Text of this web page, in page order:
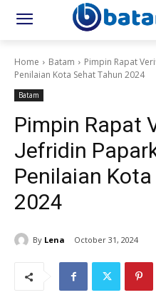
Home Batam
Pimpin Rapat
Penilaian Kota Sehat Tahun 2024
Batam
Pimpin Rapat
Jefridin
Penilaian
2024
By Lena October 31, 2024